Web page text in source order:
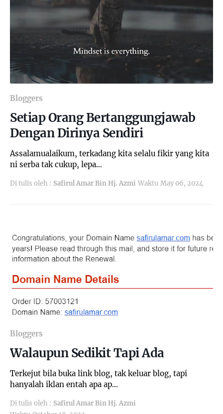
Bloggers
Setiap Orang Bertanggungjawab
Dengan Dirinya Sendiri
Assalamualaikum, terkadang kita selalu fikir yang kita
ni serba tak cukup, lepa…
Di tulis oleh : Safirul Amar Bin Hj. Azmi Waktu May 06, 2024
Bloggers
Walaupun Sedikit Tapi Ada
Terkejut bila buka link blog, tak keluar blog, tapi
hanyalah iklan entah apa ap…
Di tulis oleh : Safirul Amar Bin Hj. Azmi